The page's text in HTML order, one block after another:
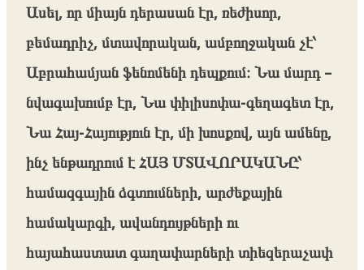
Ասել, որ միայն դերասան էր, ռեժիսոր,
բեմադրիչ, մտավորական, ամբողջական չէ՝
Աբրահամյան ֆենոմենի դեպքում։ Նա մարդ –
նվագախումբ էր, Նա փիլիսոփա-գեղագետ էր,
Նա Հայ-Հայություն էր, մի խոսքով, այն ամենը,
ինչ ենթադրում է ՀԱՅ ՄՏԱՎՈՐԱԿԱՆԸ՝
համազգային ձգտումների, արժեքային
համակարգի, ավանդույթների ու
հայահաստատ գաղափարների տիեզերաչափ